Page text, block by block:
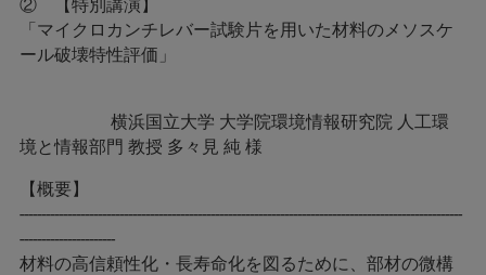
② 【特別講演】
「マイクロカンチレバー試験片を用いた材料のメソスケ
ール破壊特性評価」
横浜国立大学 大学院環境情報研究院 人工環
境と情報部門 教授 多々見 純 様
【概要】
------------------------------------------------------------------------------------------------------
----------------------
材料の高信頼性化・長寿命化を図るために、部材の微構